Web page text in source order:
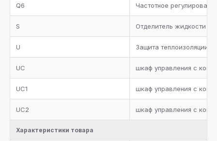
Q6 Частотное
S Отделитель жидкости с
U Защита теплоизоляции
UC шкаф управления с
UC1 шкаф управления с
UC2 шкаф управления с
Характеристики товара